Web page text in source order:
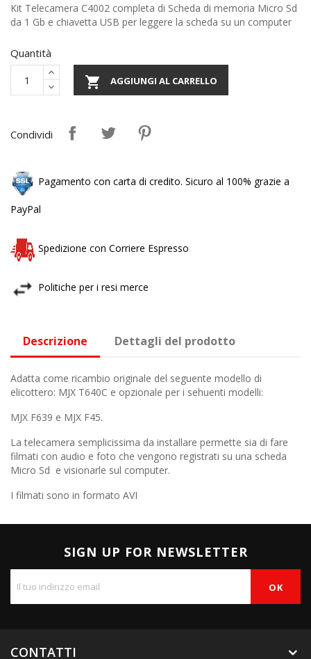
Kit Telecamera C4002 completa di Scheda di memoria Micro Sd
da 1 Gb e chiavetta USB per leggere la scheda su un computer
Quantità
 AGGIUNGI AL CARRELLO
Condividi
Pagamento con carta di credito. Sicuro al 100% grazie a
PayPal
Spedizione con Corriere Espresso
Politiche per i resi merce
Descrizione Dettagli del prodotto
Adatta come ricambio originale del seguente modello di
elicottero: MJX T640C e opzionale per i sehuenti modelli:
MJX F639 e MJX F45.
La telecamera semplicissima da installare permette sia di fare
filmati con audio e foto che vengono registrati su una scheda
Micro Sd e visionarle sul computer.
I filmati sono in formato AVI
SIGN UP FOR NEWSLETTER
CONTATTI